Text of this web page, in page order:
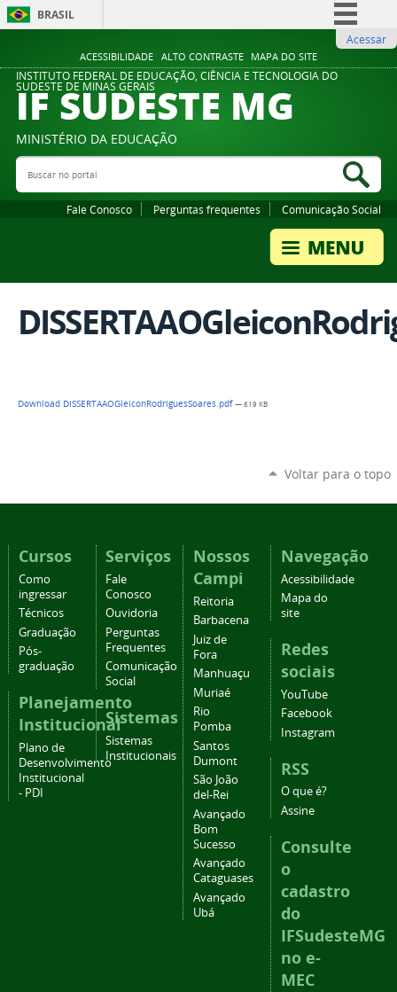
ACESSIBILIDADE ALTO CONTRASTE MAPA DO SITE
BRASIL
Comunica BR
Participe
Legislação
Acessar
INSTITUTO FEDERAL DE EDUCAÇÃO, CIÊNCIA E TECNOLOGIA DO
SUDESTE DE MINAS GERAIS
IF SUDESTE MG
MINISTÉRIO DA EDUCAÇÃO
Buscar no portal
Fale Conosco Perguntas frequentes Comunicação Social
Download DISSERTAAOGleiconRodriguesSoares.pdf— 619 KB
Voltar para o topo
Cursos
Como
ingressar
Técnicos
Graduação
Pós-
graduação
Planejamento
Institucional
Plano de
Desenvolvimento
Institucional
- PDI
Serviços
Fale
Conosco
Ouvidoria
Perguntas
Frequentes
Comunicação
Social
Sistemas
Sistemas
Institucionais
Nossos
Campi
Reitoria
Barbacena
Juiz de
Fora
Manhuaçu
Muriaé
Rio
Pomba
Santos
Dumont
São João
del-Rei
Avançado
Bom
Sucesso
Avançado
Cataguases
Avançado
Ubá
Navegação
Acessibilidade
Mapa do
site
Redes
sociais
YouTube
Facebook
Instagram
RSS
O que é?
Assine
Consulte
o
cadastro
do
IFSudesteMG
no e-
MEC